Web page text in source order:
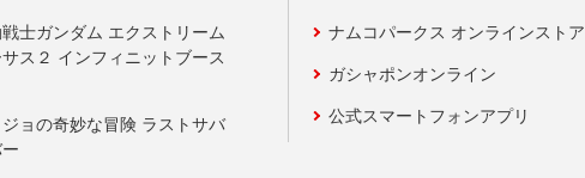
士ガンダム エクストリーム
ス２ インフィニットブース
ョの奇妙な冒険 ラストサバ
ナムコパークス オンラインストア
ガシャポンオンライン
公式スマートフォンアプリ